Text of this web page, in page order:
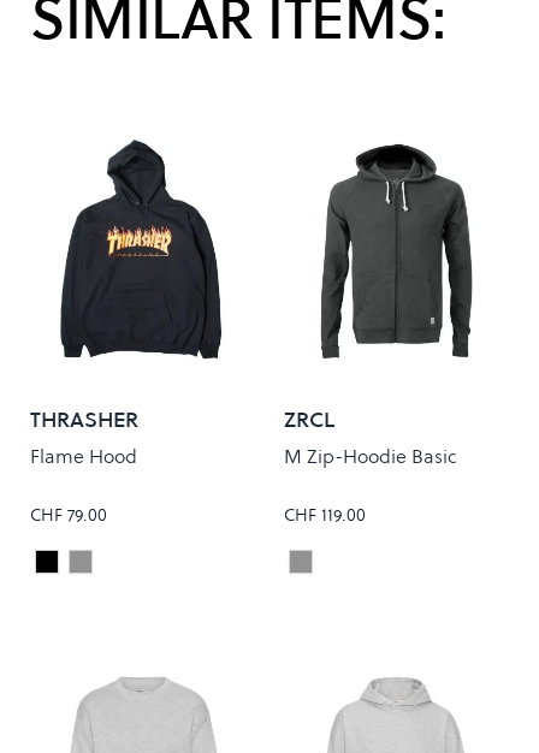
SIMILAR ITEMS:
THRASHER
Flame Hood
CHF 79.00
Colour
BlackGrey
ZRCL
M Zip-Hoodie Basic
CHF 119.00
Colour
Onyx